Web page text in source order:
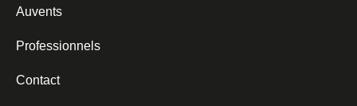
Auvents
Professionnels
Contact